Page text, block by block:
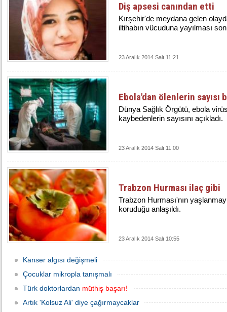
Diş apsesi canından etti
Kırşehir'de meydana gelen
iltihabın vücuduna yayılması
23 Aralık 2014 Salı 11:21
Ebola'dan ölenlerin sayısı
Dünya Sağlık Örgütü, ebola
kaybedenlerin sayısını açıkladı.
23 Aralık 2014 Salı 11:00
Trabzon Hurması ilaç gibi
Trabzon Hurması'nın
koruduğu anlaşıldı.
23 Aralık 2014 Salı 10:55
Kanser algısı değişmeli
Çocuklar mikropla tanışmalı
Türk doktorlardan müthiş başarı!
Artık 'Kolsuz Ali' diye çağırmaycaklar